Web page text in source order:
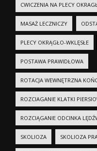
CWICZENIA NA PLECY
MASAŻ LECZNICZY
PLECY OKRĄGŁO-WKLĘSŁE
POSTAWA PRAWIDŁOWA
ROTACJA WEWNĘTRZNA
ROZCIAGANIE KLATKI
ROZCIĄGANIE ODCINKA
SKOLIOZA SKOLIOZA